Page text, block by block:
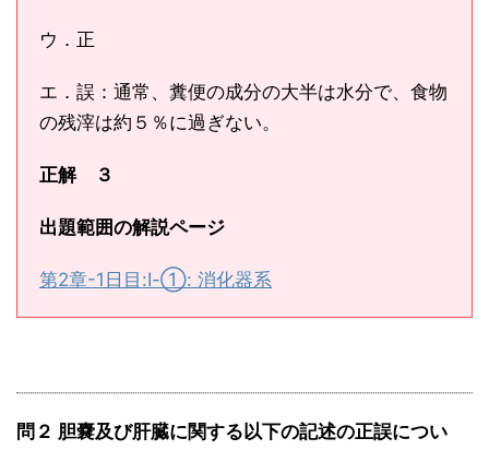
ウ．正
エ．誤：通常、糞便の成分の大半は水分で、食物
の残滓は約５％に過ぎない。
正解 ３
出題範囲の解説ページ
第2章-1日目:Ⅰ-①: 消化器系
問２ 胆嚢及び肝臓に関する以下の記述の正誤につい